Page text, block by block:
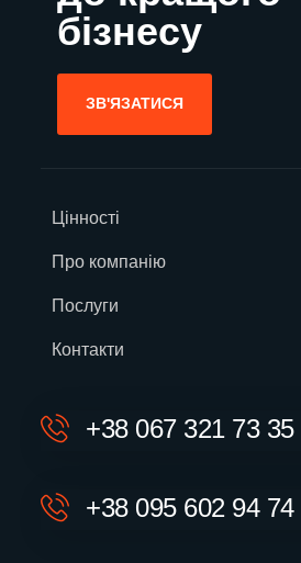
бізнесу
ЗВ'ЯЗАТИСЯ
Цінності
Про компанію
Послуги
Контакти
+38 067 321 73 35
+38 095 602 94 74